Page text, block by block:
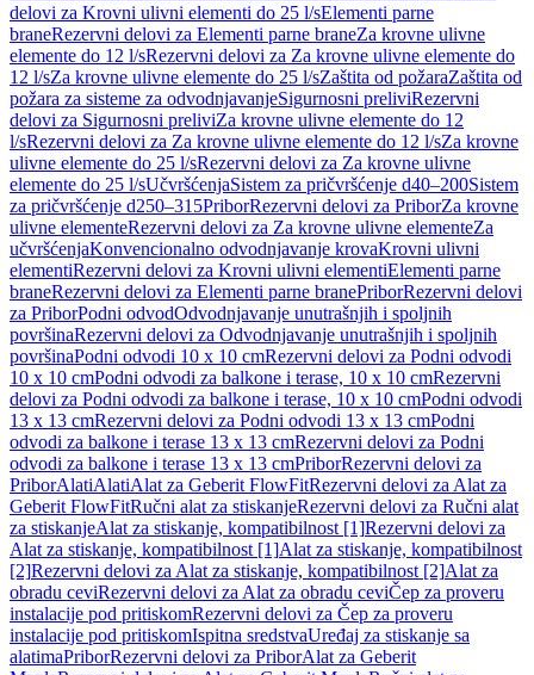
delovi za Krovni ulivni elementi do 25 l/sElementi parne
braneRezervni delovi za Elementi parne braneZa krovne ulivne
elemente do 12 l/sRezervni delovi za Za krovne ulivne elemente do
12 l/sZa krovne ulivne elemente do 25 l/sZaštita od požaraZaštita od
požara za sisteme za odvodnjavanjeSigurnosni preliviRezervni
delovi za Sigurnosni preliviZa krovne ulivne elemente do 12
l/sRezervni delovi za Za krovne ulivne elemente do 12 l/sZa krovne
ulivne elemente do 25 l/sRezervni delovi za Za krovne ulivne
elemente do 25 l/sUčvršćenjaSistem za pričvršćenje d40–200Sistem
za pričvršćenje d250–315PriborRezervni delovi za PriborZa krovne
ulivne elementeRezervni delovi za Za krovne ulivne elementeZa
učvršćenjaKonvencionalno odvodnjavanje krovaKrovni ulivni
elementiRezervni delovi za Krovni ulivni elementiElementi parne
braneRezervni delovi za Elementi parne branePriborRezervni delovi
za PriborPodni odvodOdvodnjavanje unutrašnjih i spoljnih
površinaRezervni delovi za Odvodnjavanje unutrašnjih i spoljnih
površinaPodni odvodi 10 x 10 cmRezervni delovi za Podni odvodi
10 x 10 cmPodni odvodi za balkone i terase, 10 x 10 cmRezervni
delovi za Podni odvodi za balkone i terase, 10 x 10 cmPodni odvodi
13 x 13 cmRezervni delovi za Podni odvodi 13 x 13 cmPodni
odvodi za balkone i terase 13 x 13 cmRezervni delovi za Podni
odvodi za balkone i terase 13 x 13 cmPriborRezervni delovi za
PriborAlatiAlatiAlat za Geberit FlowFitRezervni delovi za Alat za
Geberit FlowFitRučni alat za stiskanjeRezervni delovi za Ručni alat
za stiskanjeAlat za stiskanje, kompatibilnost [1]Rezervni delovi za
Alat za stiskanje, kompatibilnost [1]Alat za stiskanje, kompatibilnost
[2]Rezervni delovi za Alat za stiskanje, kompatibilnost [2]Alat za
obradu ceviRezervni delovi za Alat za obradu ceviČep za proveru
instalacije pod pritiskomRezervni delovi za Čep za proveru
instalacije pod pritiskomIspitna sredstvaUređaj za stiskanje sa
alatimaPriborRezervni delovi za PriborAlat za Geberit